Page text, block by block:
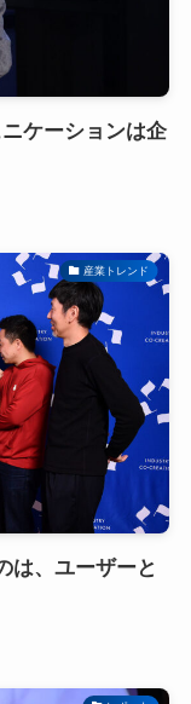
ケーションは企
産業トレンド
は、ユーザーと